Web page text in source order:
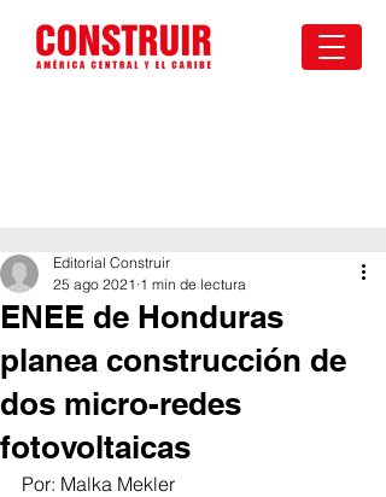
ENEE de Honduras
planea construcción de
dos micro-redes
fotovoltaicas
Editorial Construir
25 ago 2021 1 min de lectura
Por: Malka Mekler